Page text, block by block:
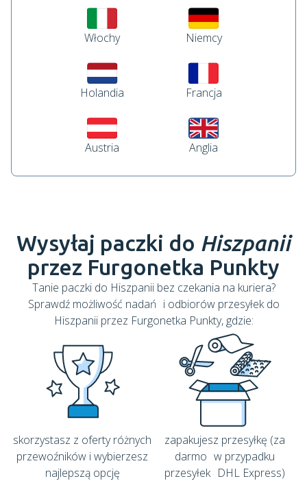
Włochy Niemcy
Holandia Francja
Austria Anglia
Wysyłaj paczki do Hiszpanii
przez Furgonetka Punkty
Tanie paczki do Hiszpaniibez czekania na kuriera?
Sprawdź możliwość nadań i odbiorów przesyłek do
Hiszpaniiprzez Furgonetka Punkty, gdzie:
skorzystasz z oferty różnych
przewoźników i wybierzesz
najlepszą opcję
zapakujesz przesyłkę (za
darmo w przypadku
przesyłek DHL Express)